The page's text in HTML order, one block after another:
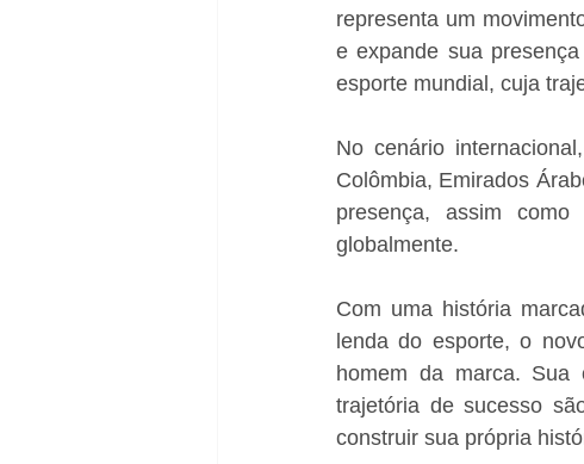
representa um
e expande sua
esporte mundial, cuja
No cenário
Colômbia, Emirados
presença, assim
globalmente.
Com uma história
lenda do esporte, o
homem da marca.
trajetória de sucesso
construir sua própria